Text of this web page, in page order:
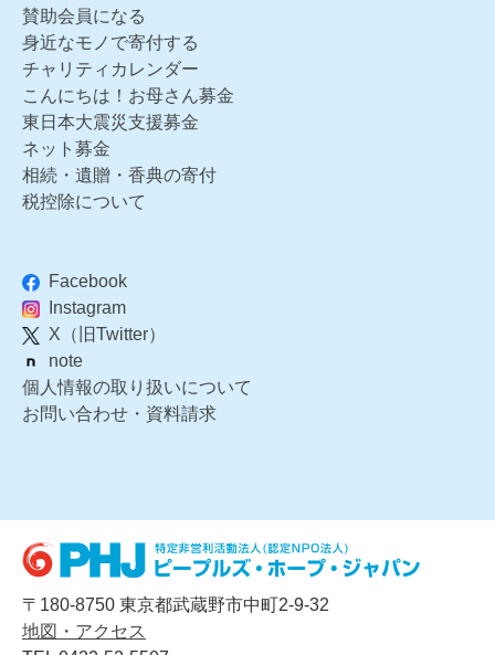
賛助会員になる
身近なモノで寄付する
チャリティカレンダー
こんにちは！お母さん募金
東日本大震災支援募金
ネット募金
相続・遺贈・香典の寄付
税控除について
Facebook
Instagram
X（旧Twitter）
note
個人情報の取り扱いについて
お問い合わせ・資料請求
〒180-8750 東京都武蔵野市中町2-9-32
地図・アクセス